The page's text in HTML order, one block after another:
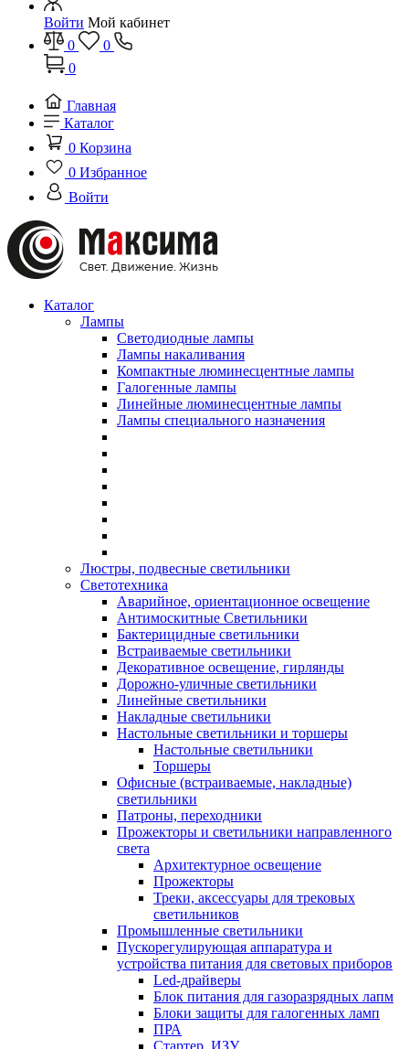
Войти Мой кабинет
0
0
0
Главная
Каталог
0 Корзина
0 Избранное
Войти
Каталог
Лампы
Светодиодные лампы
Лампы накаливания
Компактные люминесцентные лампы
Галогенные лампы
Линейные люминесцентные лампы
Лампы специального назначения
Люстры, подвесные светильники
Светотехника
Аварийное, ориентационное освещение
Антимоскитные Светильники
Бактерицидные светильники
Встраиваемые светильники
Декоративное освещение, гирлянды
Дорожно-уличные светильники
Линейные светильники
Накладные светильники
Настольные светильники и торшеры
Настольные светильники
Торшеры
Офисные (встраиваемые, накладные)
светильники
Патроны, переходники
Прожекторы и светильники направленного
света
Архитектурное освещение
Прожекторы
Треки, аксессуары для трековых
светильников
Промышленные светильники
Пускорегулирующая аппаратура и
устройства питания для световых приборов
Led-драйверы
Блок питания для газоразрядных лапм
Блоки защиты для галогенных ламп
ПРА
Стартер, ИЗУ